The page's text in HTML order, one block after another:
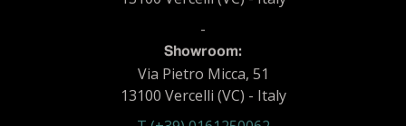
-
Showroom:
Via Pietro Micca, 51
13100 Vercelli (VC) - Italy